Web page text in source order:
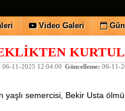
Video Galeri
06-11-2025 12:04:00 Güncelleme: 06-11-
yaşlı semercisi, Bekir Usta